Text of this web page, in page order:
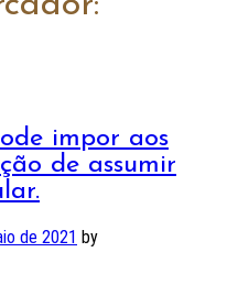
impor aos
de assumir
de 2021 by